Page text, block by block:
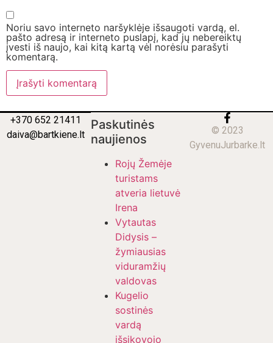
Noriu savo interneto naršyklėje išsaugoti vardą, el.
pašto adresą ir interneto puslapį, kad jų nebereiktų
įvesti iš naujo, kai kitą kartą vėl norėsiu parašyti
komentarą.
+370 652 21411
daiva@bartkiene.lt
Paskutinės
naujienos
Rojų Žemėje
turistams
atveria lietuvė
Irena
Vytautas
Didysis –
žymiausias
viduramžių
valdovas
Kugelio
sostinės
vardą
išsikovojo
© 2023
GyvenuJurbarke.lt